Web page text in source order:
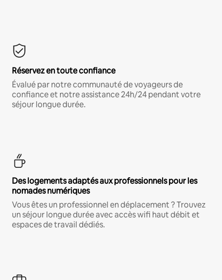
Réservez en toute confiance
Évalué par notre communauté de voyageurs de
confiance et notre assistance 24h/24 pendant votre
séjour longue durée.
Des logements adaptés aux professionnels pour les
nomades numériques
Vous êtes un professionnel en déplacement ? Trouvez
un séjour longue durée avec accès wifi haut débit et
espaces de travail dédiés.